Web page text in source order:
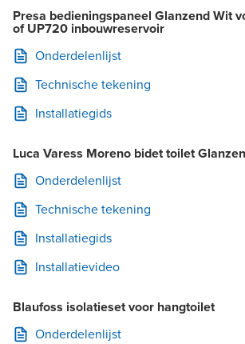
Presa bedieningspaneel Glanzend Wit
of UP720 inbouwreservoir
Onderdelenlijst
Technische tekening
Installatiegids
Luca Varess Moreno bidet toilet
Onderdelenlijst
Technische tekening
Installatiegids
Installatievideo
Blaufoss isolatieset voor hangtoilet
Onderdelenlijst